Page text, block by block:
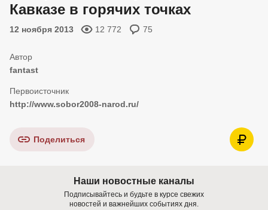
Кавказе в горячих точках
12 ноября 2013 12 772 75
fantast
http://www.sobor2008-narod.ru/
Поделиться
Наши новостные каналы
Подписывайтесь и будьте в курсе свежих
новостей и важнейших событиях дня.